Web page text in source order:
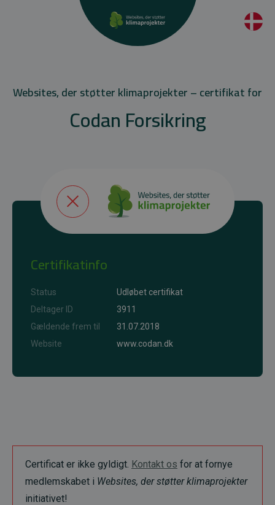
Websites, der støtter klimaprojekter – certifikat for
Codan Forsikring
Certifikatinfo
Status
Udløbet certifikat
Deltager ID
3911
Gældende frem til
31.07.2018
Website
www.codan.dk
Certificat er ikke gyldigt. Kontakt os for at fornye
medlemskabet i Websites, der støtter klimaprojekter
initiativet!